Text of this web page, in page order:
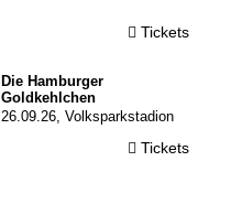
Tickets
Die Hamburger
Goldkehlchen
26.09.26, Volksparkstadion
Tickets